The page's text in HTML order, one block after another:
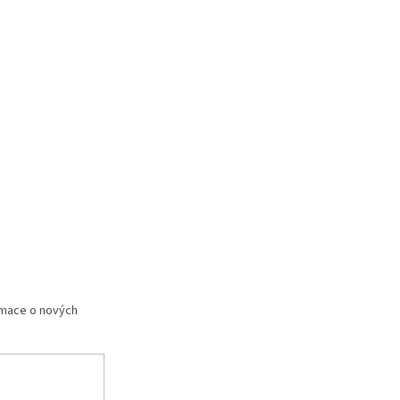
o nových